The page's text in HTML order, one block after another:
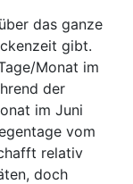
das ganze
gibt.
Monat im
der
im Juni
vom
relativ
doch